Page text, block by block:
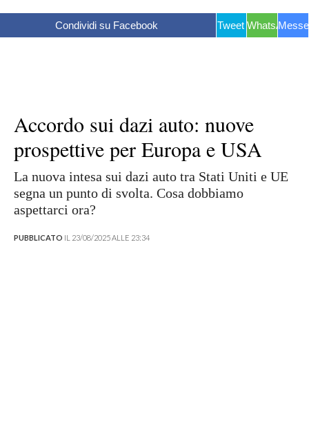
Condividi su Facebook Tweet WhatsApp
Accordo sui dazi auto: nuove
prospettive per Europa e USA
La nuova intesa sui dazi auto tra Stati Uniti e UE
segna un punto di svolta. Cosa dobbiamo
aspettarci ora?
PUBBLICATO IL 23/08/2025 ALLE 23:34